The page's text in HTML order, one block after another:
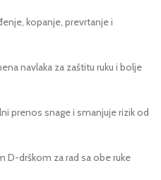
kopanje, prevrtanje i
navlaka za zaštitu ruku i bolje
prenos snage i smanjuje rizik od
D-drškom za rad sa obe ruke